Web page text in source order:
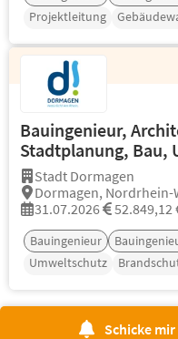
Projektleitung
Bauingenieur,
Stadtplanung,
Stadt Dormagen
Dormagen, Nordrhein-
31.07.2026
52.849,12
Bauingenieur
Umweltschutz
Schicke